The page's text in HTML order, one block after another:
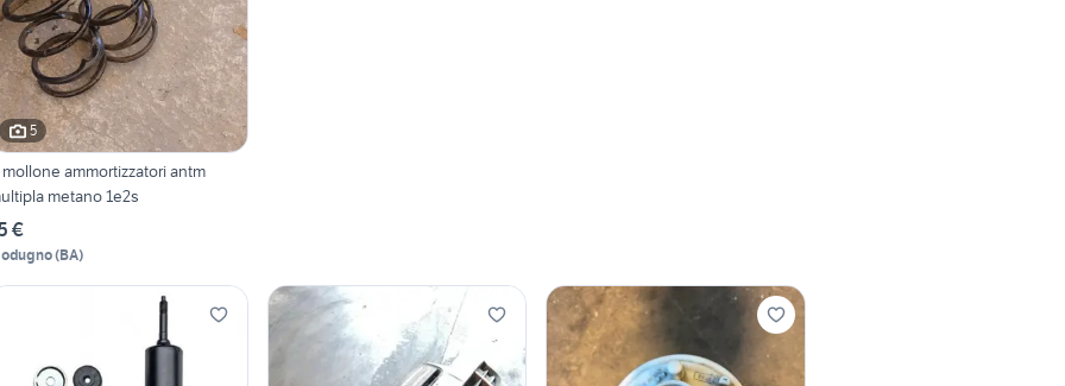
5
ammortizzatori antm
metano 1e2s
€
(BA)